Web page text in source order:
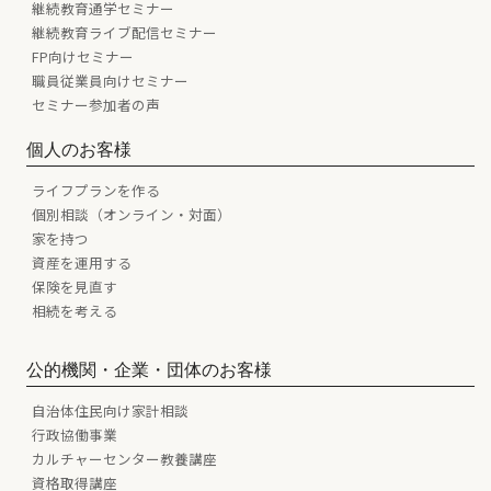
継続教育通学セミナー
継続教育ライブ配信セミナー
FP向けセミナー
職員従業員向けセミナー
セミナー参加者の声
個人のお客様
ライフプランを作る
個別相談（オンライン・対面）
家を持つ
資産を運用する
保険を見直す
相続を考える
公的機関・企業・団体のお客様
自治体住民向け家計相談
行政協働事業
カルチャーセンター教養講座
資格取得講座